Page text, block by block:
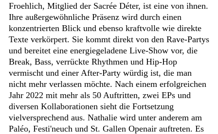
Froehlich, Mitglied der Sacrée Déter, ist eine von ihnen.
Ihre außergewöhnliche Präsenz wird durch einen
konzentrierten Blick und ebenso kraftvolle wie direkte
Texte verkörpert. Sie kommt direkt von den Rave-Partys
und bereitet eine energiegeladene Live-Show vor, die
Break, Bass, verrückte Rhythmen und Hip-Hop
vermischt und einer After-Party würdig ist, die man
nicht mehr verlassen möchte. Nach einem erfolgreichen
Jahr 2022 mit mehr als 50 Auftritten, zwei EPs und
diversen Kollaborationen sieht die Fortsetzung
vielversprechend aus. Nathalie wird unter anderem am
Paléo, Festi'neuch und St. Gallen Openair auftreten. Es